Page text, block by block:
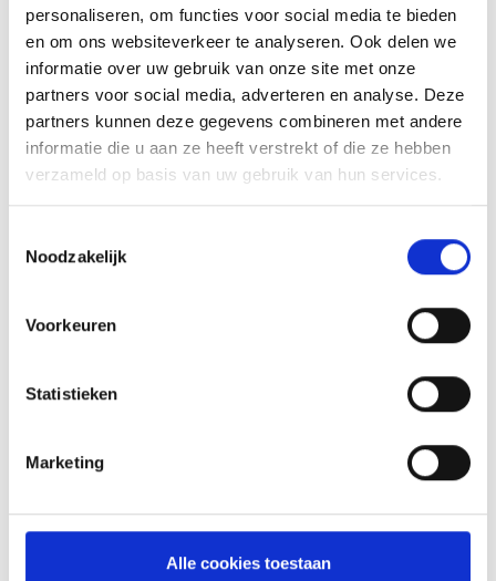
personaliseren, om functies voor social media te bieden
en om ons websiteverkeer te analyseren. Ook delen we
informatie over uw gebruik van onze site met onze
partners voor social media, adverteren en analyse. Deze
partners kunnen deze gegevens combineren met andere
informatie die u aan ze heeft verstrekt of die ze hebben
verzameld op basis van uw gebruik van hun services.
Noodzakelijk
Voorkeuren
Statistieken
Marketing
Alle cookies toestaan
MEER INFORMATIE